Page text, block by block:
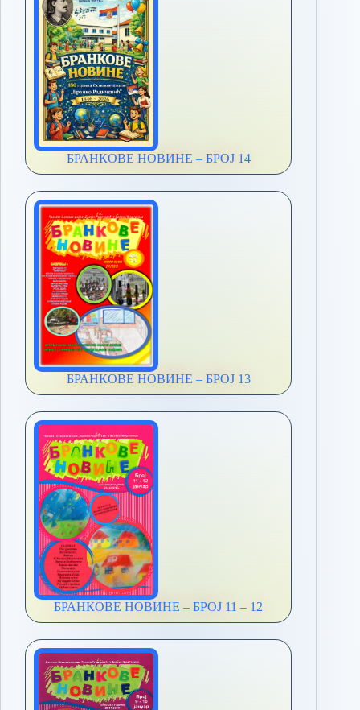
БРАНКОВЕ НОВИНЕ – БРОЈ 14
БРАНКОВЕ НОВИНЕ – БРОЈ 13
БРАНКОВЕ НОВИНЕ – БРОЈ 11 – 12